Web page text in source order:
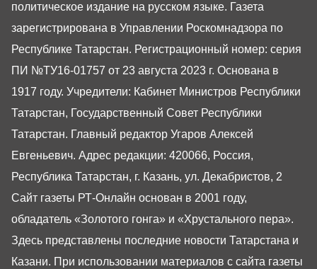
политическое издание на русском языке. Газета
зарегистрирована в Управлении Роскомнадзора по
Республике Татарстан. Регистрационный номер: серия
ПИ №ТУ16-01757 от 23 августа 2023 г. Основана в
1917 году. Учредители: Кабинет Министров Республики
Татарстан, Государственный Совет Республики
Татарстан. Главный редактор Угаров Алексей
Евгеньевич. Адрес редакции: 420066, Россия,
Республика Татарстан, г. Казань, ул. Декабристов, 2
Сайт газеты РТ-Онлайн основан в 2001 году,
обладатель «Золотого гонга» и «Хрустального пера».
Здесь представлены последние новости Татарстана и
Казани. При использовании материалов с сайта газеты